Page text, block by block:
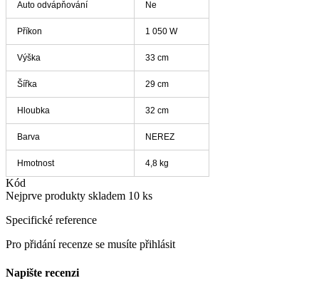
Auto odvápňování Ne
Příkon 1 050 W
Výška 33 cm
Šířka 29 cm
Hloubka 32 cm
Barva NEREZ
Hmotnost 4,8 kg
Kód
Nejprve produkty skladem 10 ks
Specifické reference
Pro přidání recenze se musíte přihlásit
Napište recenzi